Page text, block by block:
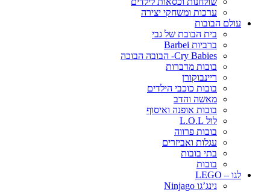
ערכות ומשחקי יצירה
עולם הבובות
בית הבובת של גבי
ברביות Barbei
Cry Babies- הבובה הבוכה
בובות מדברות
ריינבוקורן
בובות כוכבי הילדים
מאשה והדב
בובות אופנה ואיסוף
לול L.O.L
בובות פרווה
עגלות ואביזרים
בתי בובות
בובות
לגו – LEGO
נינג’גו Ninjago